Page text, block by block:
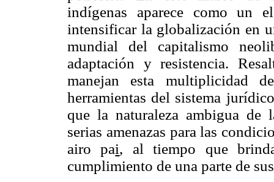
indígenas aparece como un
intensificar la globalización en
mundial del capitalismo
adaptación y resistencia.
manejan esta multiplicidad
herramientas del sistema
que la naturaleza ambigua de
serias amenazas para las
airo pai, al tiempo que
cumplimiento de una parte de